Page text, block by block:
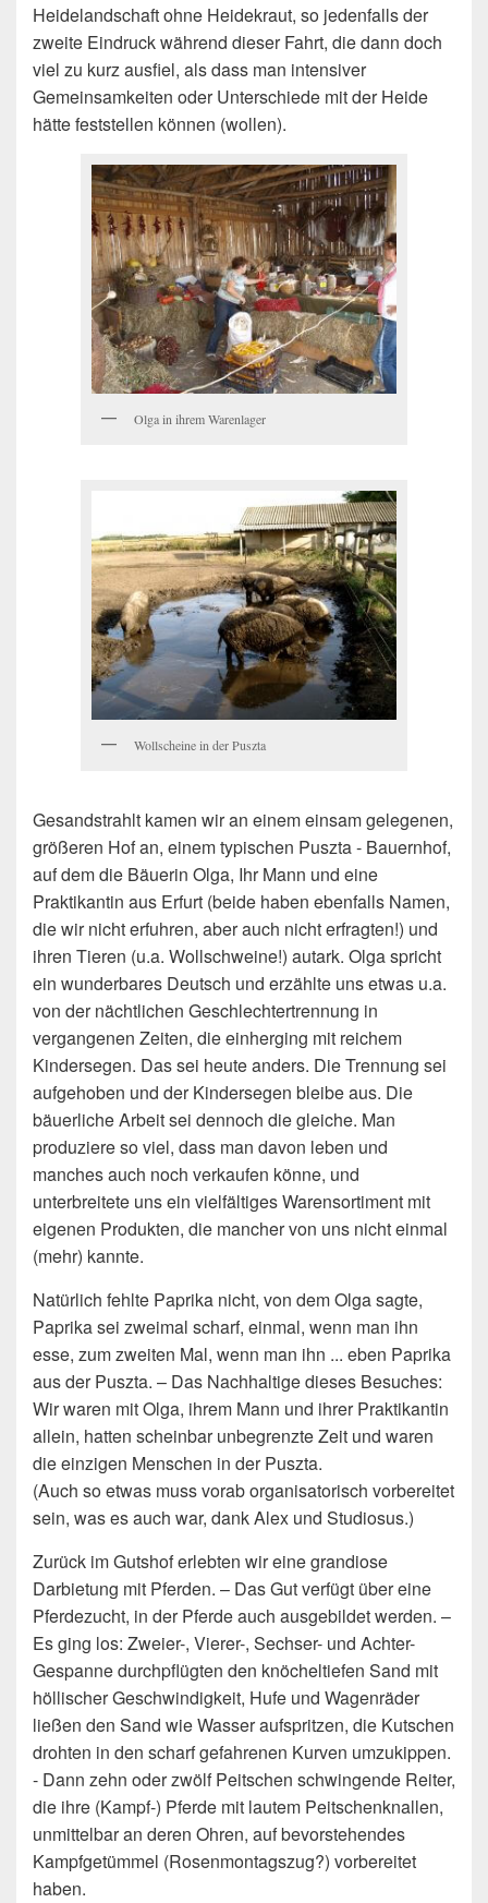
Heidelandschaft ohne Heidekraut, so jedenfalls der
zweite Eindruck während dieser Fahrt, die dann doch
viel zu kurz ausfiel, als dass man intensiver
Gemeinsamkeiten oder Unterschiede mit der Heide
hätte feststellen können (wollen).
Olga in ihrem Warenlager
Wollscheine in der Puszta
Gesandstrahlt kamen wir an einem einsam gelegenen,
größeren Hof an, einem typischen Puszta - Bauernhof,
auf dem die Bäuerin Olga, Ihr Mann und eine
Praktikantin aus Erfurt (beide haben ebenfalls Namen,
die wir nicht erfuhren, aber auch nicht erfragten!) und
ihren Tieren (u.a. Wollschweine!) autark. Olga spricht
ein wunderbares Deutsch und erzählte uns etwas u.a.
von der nächtlichen Geschlechtertrennung in
vergangenen Zeiten, die einherging mit reichem
Kindersegen. Das sei heute anders. Die Trennung sei
aufgehoben und der Kindersegen bleibe aus. Die
bäuerliche Arbeit sei dennoch die gleiche. Man
produziere so viel, dass man davon leben und
manches auch noch verkaufen könne, und
unterbreitete uns ein vielfältiges Warensortiment mit
eigenen Produkten, die mancher von uns nicht einmal
(mehr) kannte.
Natürlich fehlte Paprika nicht, von dem Olga sagte,
Paprika sei zweimal scharf, einmal, wenn man ihn
esse, zum zweiten Mal, wenn man ihn ... eben Paprika
aus der Puszta. – Das Nachhaltige dieses Besuches:
Wir waren mit Olga, ihrem Mann und ihrer Praktikantin
allein, hatten scheinbar unbegrenzte Zeit und waren
die einzigen Menschen in der Puszta.
(Auch so etwas muss vorab organisatorisch vorbereitet
sein, was es auch war, dank Alex und Studiosus.)
Zurück im Gutshof erlebten wir eine grandiose
Darbietung mit Pferden. – Das Gut verfügt über eine
Pferdezucht, in der Pferde auch ausgebildet werden. –
Es ging los: Zweier-, Vierer-, Sechser- und Achter-
Gespanne durchpflügten den knöcheltiefen Sand mit
höllischer Geschwindigkeit, Hufe und Wagenräder
ließen den Sand wie Wasser aufspritzen, die Kutschen
drohten in den scharf gefahrenen Kurven umzukippen.
- Dann zehn oder zwölf Peitschen schwingende Reiter,
die ihre (Kampf-) Pferde mit lautem Peitschenknallen,
unmittelbar an deren Ohren, auf bevorstehendes
Kampfgetümmel (Rosenmontagszug?) vorbereitet
haben.